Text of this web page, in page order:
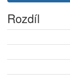
Rozdíl